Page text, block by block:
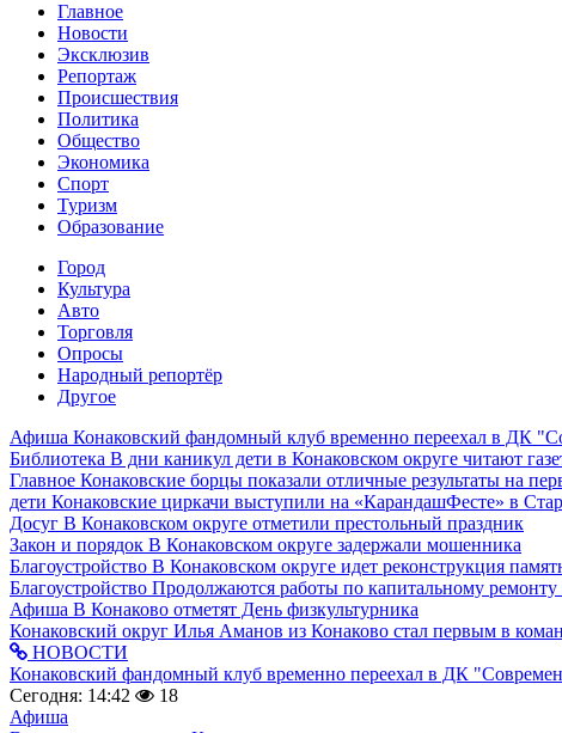
Главное
Новости
Эксклюзив
Репортаж
Происшествия
Политика
Общество
Экономика
Спорт
Туризм
Образование
Город
Культура
Авто
Торговля
Опросы
Народный репортёр
Другое
Афиша Конаковский фандомный клуб временно переехал в ДК
Библиотека В дни каникул дети в Конаковском округе читают
Главное Конаковские борцы показали отличные результаты на
дети Конаковские циркачи выступили на «КарандашФесте» в
Досуг В Конаковском округе отметили престольный праздник
Закон и порядок В Конаковском округе задержали мошенника
Благоустройство В Конаковском округе идет реконструкция
Благоустройство Продолжаются работы по капитальному ремонту
Афиша В Конаково отметят День физкультурника
Конаковский округ Илья Аманов из Конаково стал первым в
НОВОСТИ
Конаковский фандомный клуб временно переехал в ДК
Сегодня: 14:42
18
Афиша